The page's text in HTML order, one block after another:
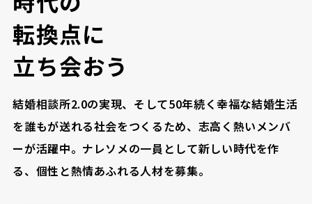
転換点に
立ち会おう
結婚相談所2.0の実現、そして50年続く幸福な結婚生活
を誰もが送れる社会をつくるため、志高く熱いメンバ
ーが活躍中。ナレソメの一員として新しい時代を作
る、個性と熱情あふれる人材を募集。